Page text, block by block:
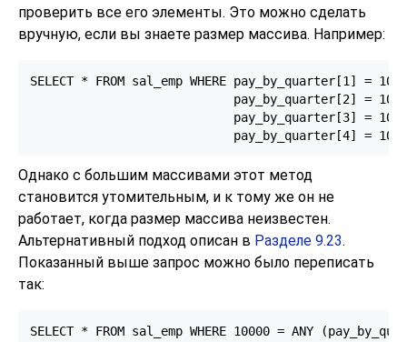
проверить все его элементы. Это можно сделать
вручную, если вы знаете размер массива. Например:
SELECT * FROM sal_emp WHERE pay_by_quarter[1] =
pay_by_quarter[2] =
pay_by_quarter[3] =
pay_by_quarter[4] =
Однако с большим массивами этот метод
становится утомительным, и к тому же он не
работает, когда размер массива неизвестен.
Альтернативный подход описан в Разделе 9.23.
Показанный выше запрос можно было переписать
так:
SELECT * FROM sal_emp WHERE 10000 = ANY